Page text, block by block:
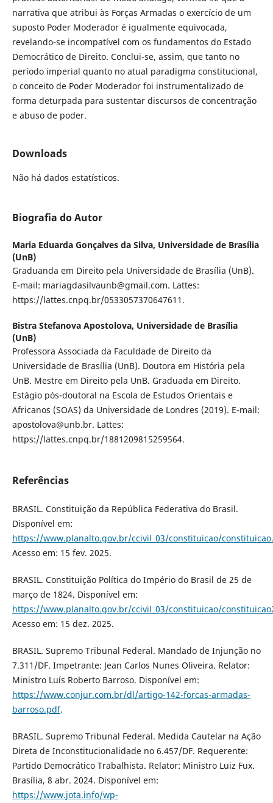
narrativa que atribui às Forças Armadas o exercício de um
suposto Poder Moderador é igualmente equivocada,
revelando-se incompatível com os fundamentos do Estado
Democrático de Direito. Conclui-se, assim, que tanto no
período imperial quanto no atual paradigma constitucional,
o conceito de Poder Moderador foi instrumentalizado de
forma deturpada para sustentar discursos de concentração
e abuso de poder.
Downloads
Não há dados estatísticos.
Biografia do Autor
Maria Eduarda Gonçalves da Silva, Universidade de Brasília
(UnB)
Graduanda em Direito pela Universidade de Brasília (UnB).
E-mail: mariagdasilvaunb@gmail.com. Lattes:
https://lattes.cnpq.br/0533057370647611.
Bistra Stefanova Apostolova, Universidade de Brasília
(UnB)
Professora Associada da Faculdade de Direito da
Universidade de Brasília (UnB). Doutora em História pela
UnB. Mestre em Direito pela UnB. Graduada em Direito.
Estágio pós-doutoral na Escola de Estudos Orientais e
Africanos (SOAS) da Universidade de Londres (2019). E-mail:
apostolova@unb.br. Lattes:
https://lattes.cnpq.br/1881209815259564.
Referências
BRASIL. Constituição da República Federativa do Brasil.
Disponível em:
https://www.planalto.gov.br/ccivil_03/constituicao/
Acesso em: 15 fev. 2025.
BRASIL. Constituição Política do Império do Brasil de 25 de
março de 1824. Disponível em:
https://www.planalto.gov.br/ccivil_03/constituicao/
Acesso em: 15 dez. 2025.
BRASIL. Supremo Tribunal Federal. Mandado de Injunção no
7.311/DF. Impetrante: Jean Carlos Nunes Oliveira. Relator:
Ministro Luís Roberto Barroso. Disponível em:
https://www.conjur.com.br/dl/artigo-142-forcas-armadas-
barroso.pdf.
BRASIL. Supremo Tribunal Federal. Medida Cautelar na Ação
Direta de Inconstitucionalidade no 6.457/DF. Requerente:
Partido Democrático Trabalhista. Relator: Ministro Luiz Fux.
Brasília, 8 abr. 2024. Disponível em:
https://www.jota.info/wp-